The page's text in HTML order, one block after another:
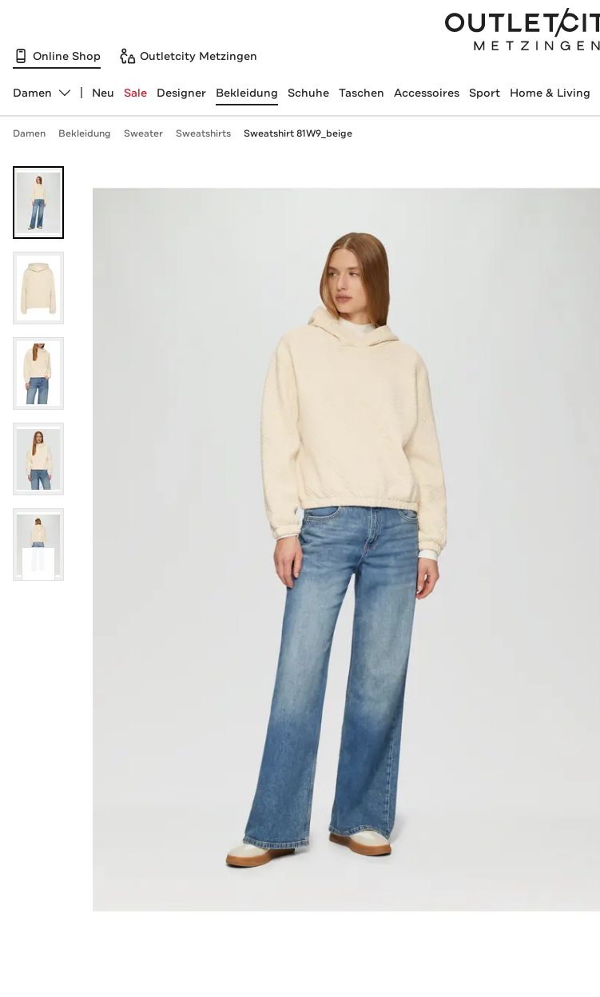
Online Shop Outletcity Metzingen
Abteilung ändern, ausgewählt:
Damen Neu Sale Designer Bekleidung Schuhe Taschen Accessoires Sport Home & Living
Damen Bekleidung Sweater Sweatshirts Sweatshirt 81W9_beige